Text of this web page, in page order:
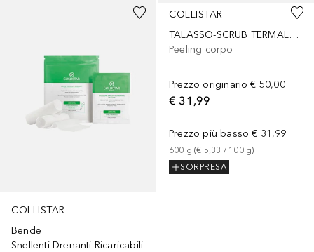
COLLISTAR
Bende
Snellenti Drenanti Ricaricabili
COLLISTAR
TALASSO-SCRUB TERMALE ANTI-ACQUA
Peeling corpo
Prezzo originario € 50,00
€ 31,99
Prezzo più basso € 31,99
600 g (€ 5,33 / 100 g)
SORPRESA